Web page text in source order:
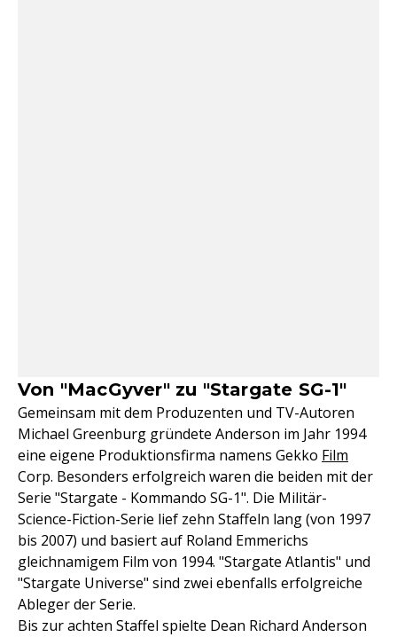
Von "MacGyver" zu "Stargate SG-1"
Gemeinsam mit dem Produzenten und TV-Autoren
Michael Greenburg gründete Anderson im Jahr 1994
eine eigene Produktionsfirma namens Gekko Film
Corp. Besonders erfolgreich waren die beiden mit der
Serie "Stargate - Kommando SG-1". Die Militär-
Science-Fiction-Serie lief zehn Staffeln lang (von 1997
bis 2007) und basiert auf Roland Emmerichs
gleichnamigem Film von 1994. "Stargate Atlantis" und
"Stargate Universe" sind zwei ebenfalls erfolgreiche
Ableger der Serie.
Bis zur achten Staffel spielte Dean Richard Anderson